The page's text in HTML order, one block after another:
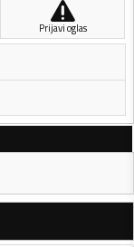
Prijavi oglas